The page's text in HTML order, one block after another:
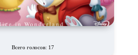
Всего голосов: 17